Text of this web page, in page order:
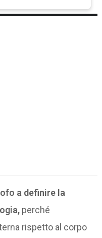
a definire la
perché
rispetto al corpo